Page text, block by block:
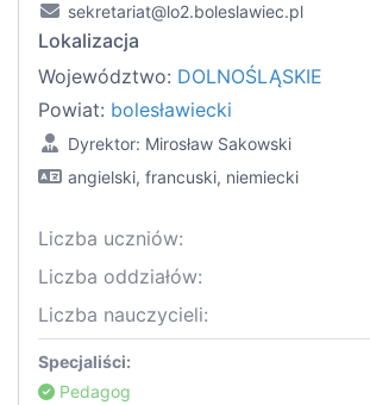
sekretariat@lo2.boleslawiec.pl
Lokalizacja
Województwo: DOLNOŚLĄSKIE
Powiat: bolesławiecki
Dyrektor: Mirosław Sakowski
angielski, francuski, niemiecki
Liczba uczniów:
Liczba oddziałów:
Liczba nauczycieli:
Specjaliści:
Pedagog